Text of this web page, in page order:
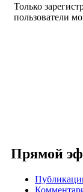
Только
пользователи
Прямой